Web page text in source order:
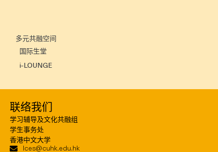
多元共融空间
国际生堂
i-LOUNGE
联络我们
学习辅导及文化共融组
学生事务处
香港中文大学
lces@cuhk.edu.hk